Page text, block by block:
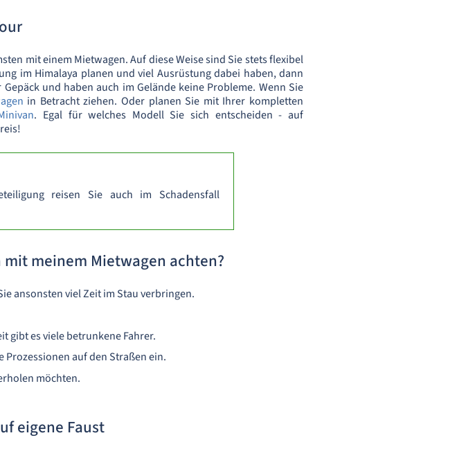
mit einem Mietwagen. Auf diese Weise sind Sie stets flexibel
im Himalaya planen und viel Ausrüstung dabei haben, dann
und haben auch im Gelände keine Probleme. Wenn Sie
in Betracht ziehen. Oder planen Sie mit Ihrer kompletten
. Egal für welches Modell Sie sich entscheiden - auf
reisen Sie auch im Schadensfall
meinem Mietwagen achten?
ansonsten viel Zeit im Stau verbringen.
gibt es viele betrunkene Fahrer.
auf den Straßen ein.
möchten.
eigene Faust